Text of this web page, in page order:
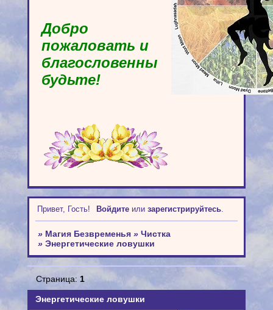
Добро
пожаловать и
благословенны
будьте!
Привет, Гость! Войдитеили зарегистрируйтесь.
» Магия Безвременья » Чистка
» Энергетические ловушки
Энергетические ловушки
Страница: 1